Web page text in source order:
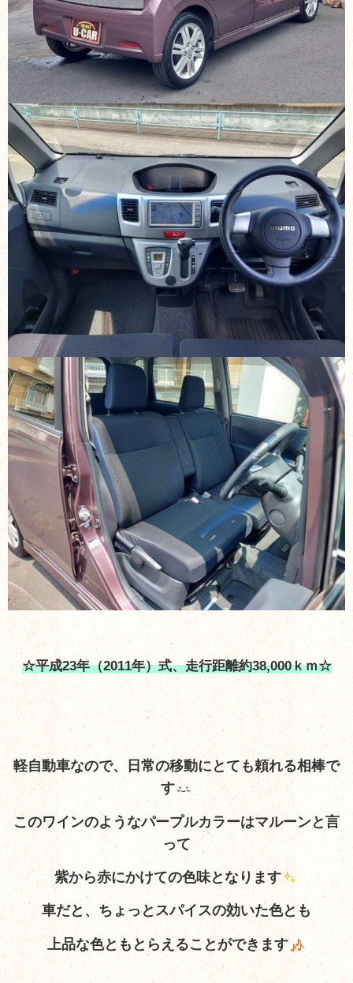
☆平成23年（2011年）式、走行距離約38,000ｋｍ☆
軽自動車なので、日常の移動にとても頼れる相棒で
す
このワインのようなパープルカラーはマルーンと言
って
紫から赤にかけての色味となります
車だと、ちょっとスパイスの効いた色とも
上品な色ともとらえることができます